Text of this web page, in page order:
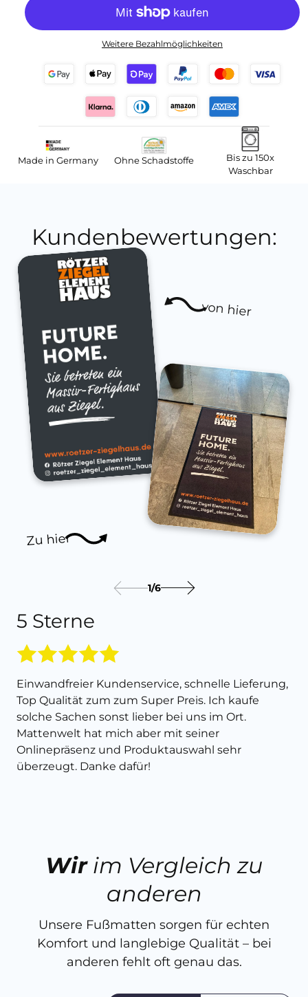
Weitere Bezahlmöglichkeiten
Made in Germany Ohne Schadstoffe
Bis zu 150x
Waschbar
Kundenbewertungen:
Zu hier
von hier
5 Sterne
Einwandfreier Kundenservice, schnelle Lieferung,
Top Qualität zum zum Super Preis. Ich kaufe
solche Sachen sonst lieber bei uns im Ort.
Mattenwelt hat mich aber mit seiner
Onlinepräsenz und Produktauswahl sehr
überzeugt. Danke dafür!
1/6
Wirim Vergleich zu
anderen
Unsere Fußmatten sorgen für echten
Komfort und langlebige Qualität – bei
anderen fehlt oft genau das.